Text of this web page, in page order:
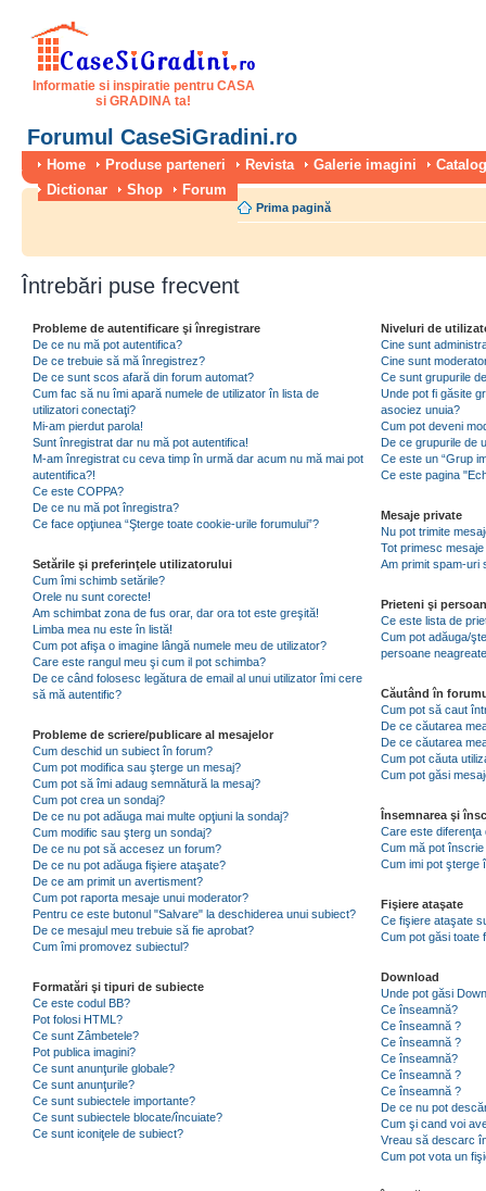
Informatie si inspiratie pentru CASA
si GRADINA ta!
Forumul CaseSiGradini.ro
Home Produse parteneri Revista Galerie imagini
Dictionar
Shop Forum
Prima pagină
Întrebări puse frecvent
Probleme de autentificare şi înregistrare
De ce nu mă pot autentifica?
De ce trebuie să mă înregistrez?
De ce sunt scos afară din forum automat?
Cum fac să nu îmi apară numele de utilizator în lista de
utilizatori conectaţi?
Mi-am pierdut parola!
Sunt înregistrat dar nu mă pot autentifica!
M-am înregistrat cu ceva timp în urmă dar acum nu mă mai pot
autentifica?!
Ce este COPPA?
De ce nu mă pot înregistra?
Ce face opţiunea “Şterge toate cookie-urile forumului”?
Setările şi preferinţele utilizatorului
Cum îmi schimb setările?
Orele nu sunt corecte!
Am schimbat zona de fus orar, dar ora tot este greşită!
Limba mea nu este în listă!
Cum pot afişa o imagine lângă numele meu de utilizator?
Care este rangul meu şi cum il pot schimba?
De ce când folosesc legătura de email al unui utilizator îmi cere
să mă autentific?
Probleme de scriere/publicare al mesajelor
Cum deschid un subiect în forum?
Cum pot modifica sau şterge un mesaj?
Cum pot să îmi adaug semnătură la mesaj?
Cum pot crea un sondaj?
De ce nu pot adăuga mai multe opţiuni la sondaj?
Cum modific sau şterg un sondaj?
De ce nu pot să accesez un forum?
De ce nu pot adăuga fişiere ataşate?
De ce am primit un avertisment?
Cum pot raporta mesaje unui moderator?
Pentru ce este butonul "Salvare" la deschiderea unui subiect?
De ce mesajul meu trebuie să fie aprobat?
Cum îmi promovez subiectul?
Formatări şi tipuri de subiecte
Ce este codul BB?
Pot folosi HTML?
Ce sunt Zâmbetele?
Pot publica imagini?
Ce sunt anunţurile globale?
Ce sunt anunţurile?
Ce sunt subiectele importante?
Ce sunt subiectele blocate/încuiate?
Ce sunt iconiţele de subiect?
Niveluri de
Cine sunt
Cine sunt
Ce sunt grupurile
Unde pot fi găsite
asociez unuia?
Cum pot deveni
De ce grupurile de
Ce este un “Grup
Ce este pagina
Mesaje private
Nu pot trimite
Tot primesc
Am primit spam-uri
Prieteni şi
Ce este lista de
Cum pot adăuga/
persoane
Căutând în
Cum pot să caut
De ce căutarea
De ce căutarea
Cum pot căuta
Cum pot găsi
Însemnarea şi
Care este
Cum mă pot
Cum imi pot şterge
Fişiere ataşate
Ce fişiere ataşate
Cum pot găsi toate
Download
Unde pot găsi
Ce înseamnă?
Ce înseamnă ?
Ce înseamnă ?
Ce înseamnă?
Ce înseamnă ?
Ce înseamnă ?
De ce nu pot
Cum şi cand voi
Vreau să descarc
Cum pot vota un